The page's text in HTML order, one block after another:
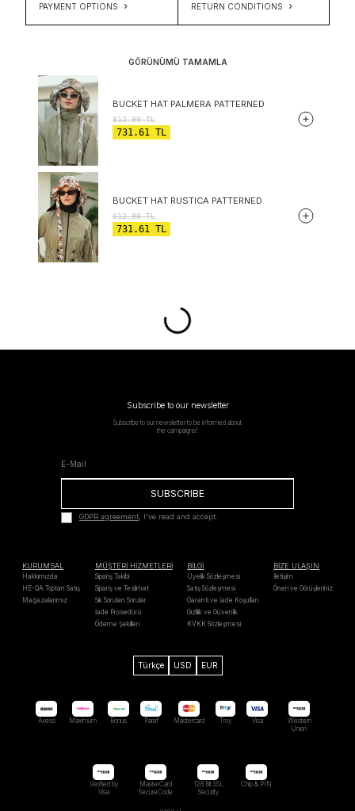
PAYMENT OPTIONS RETURN CONDITIONS
GÖRÜNÜMÜ TAMAMLA
BUCKET HAT PALMERA PATTERNED
812.90TL
731.61 TL
BUCKET HAT RUSTICA PATTERNED
812.90TL
731.61 TL
Subscribe to our newsletter
Subscribe to our newsletter to be informed about
the campaigns!
SUBSCRIBE
GDPR agreement, I've read and accept.
KURUMSAL
Hakkımızda
HE-QA Toptan Satış
Mağazalarımız
MÜŞTERİ HİZMETLERİ
Sipariş Takibi
Sipariş ve Teslimat
Sık Sorulan Sorular
İade Prosedürü
Ödeme Şekilleri
BİLGİ
Üyelik Sözleşmesi
Satış Sözleşmesi
Garanti ve İade Koşulları
Gizlilik ve Güvenlik
KVKK Sözleşmesi
BİZE ULAŞIN
İletişim
Öneri ve Görüşleriniz
Türkçe USD EUR
Axess Maximum Bonus Paraf Mastercard Troy Visa
Western
Unıon
Verified by
Visa
MasterCard
SecureCode
128 Bit SSL
Security
Chip & PIN